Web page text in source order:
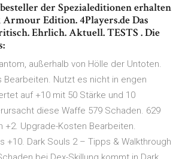
der Spezialeditionen erhalten
Edition. 4Players.de Das
Ehrlich. Aktuell. TESTS . Die
außerhalb von Hölle der Untoten.
Bearbeiten. Nutzt es nicht in engen
auf +10 mit 50 Stärke und 10
diese Waffe 579 Schaden. 629
+2. Upgrade-Kosten Bearbeiten.
+10. Dark Souls 2 – Tipps & Walkthrough